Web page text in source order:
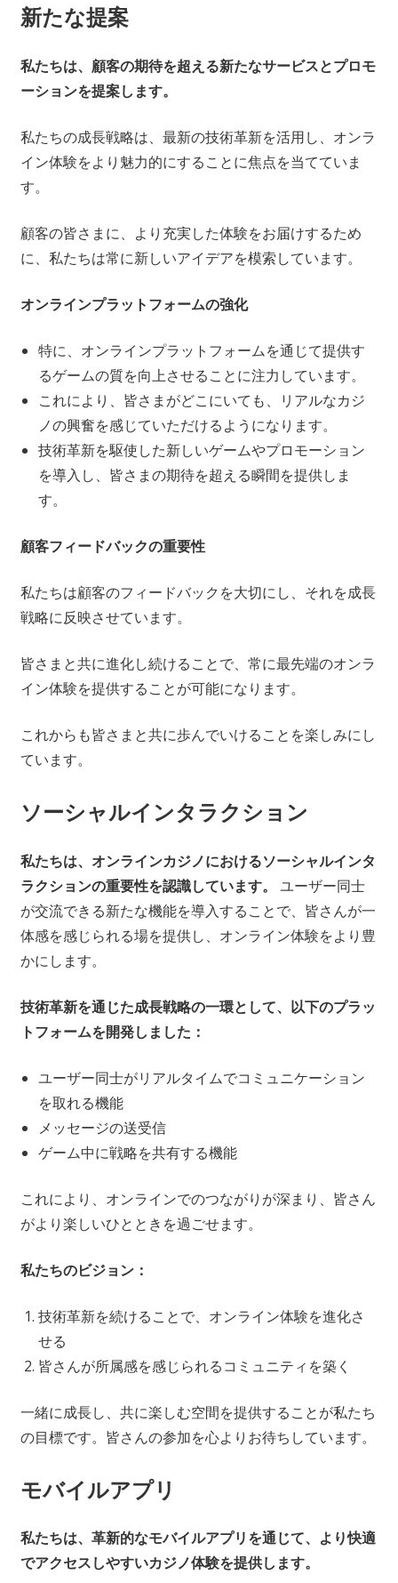
新たな提案
私たちは、顧客の期待を超える新たなサービスとプロモ
ーションを提案します。
私たちの成長戦略は、最新の技術革新を活用し、オンラ
イン体験をより魅力的にすることに焦点を当てていま
す。
顧客の皆さまに、より充実した体験をお届けするため
に、私たちは常に新しいアイデアを模索しています。
オンラインプラットフォームの強化
特に、オンラインプラットフォームを通じて提供す
るゲームの質を向上させることに注力しています。
これにより、皆さまがどこにいても、リアルなカジ
ノの興奮を感じていただけるようになります。
技術革新を駆使した新しいゲームやプロモーション
を導入し、皆さまの期待を超える瞬間を提供しま
す。
顧客フィードバックの重要性
私たちは顧客のフィードバックを大切にし、それを成長
戦略に反映させています。
皆さまと共に進化し続けることで、常に最先端のオンラ
イン体験を提供することが可能になります。
これからも皆さまと共に歩んでいけることを楽しみにし
ています。
ソーシャルインタラクション
私たちは、オンラインカジノにおけるソーシャルインタ
ラクションの重要性を認識しています。
ユーザー同士
が交流できる新たな機能を導入することで、皆さんが一
体感を感じられる場を提供し、オンライン体験をより豊
かにします。
技術革新を通じた成長戦略の一環として、以下のプラッ
トフォームを開発しました：
ユーザー同士がリアルタイムでコミュニケーション
を取れる機能
メッセージの送受信
ゲーム中に戦略を共有する機能
これにより、オンラインでのつながりが深まり、皆さん
がより楽しいひとときを過ごせます。
私たちのビジョン：
技術革新を続けることで、オンライン体験を進化さ
せる
皆さんが所属感を感じられるコミュニティを築く
一緒に成長し、共に楽しむ空間を提供することが私たち
の目標です。皆さんの参加を心よりお待ちしています。
モバイルアプリ
私たちは、革新的なモバイルアプリを通じて、より快適
でアクセスしやすいカジノ体験を提供します。